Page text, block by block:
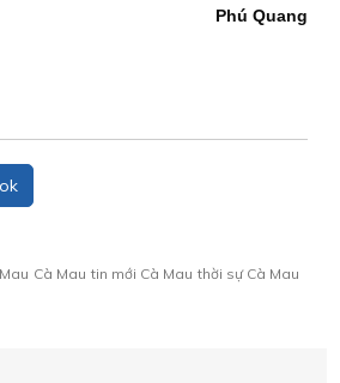
Phú Quang
Cà Mau tin mới Cà Mau thời sự Cà Mau